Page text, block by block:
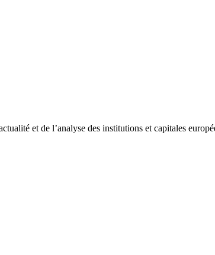
et de l’analyse des institutions et capitales